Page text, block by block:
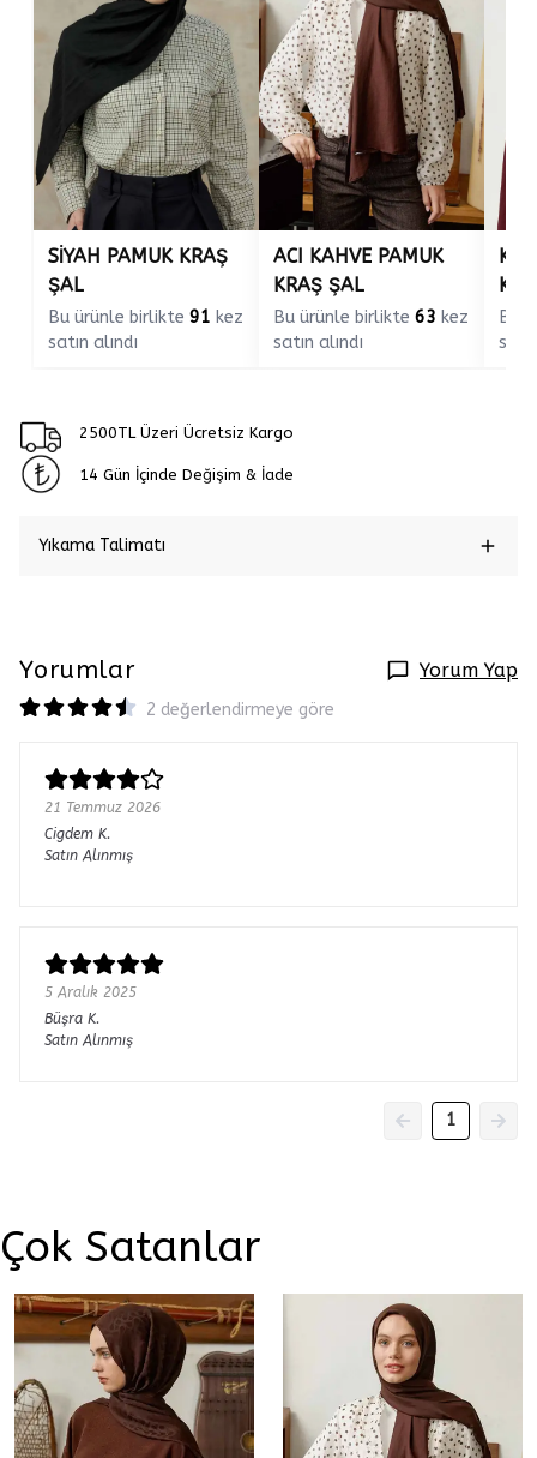
SİYAH PAMUK KRAŞ
ŞAL
Bu ürünle birlikte 91 kez
satın alındı
ACI KAHVE PAMUK
KRAŞ ŞAL
Bu ürünle birlikte63 kez
satın alındı
Bu
2500TL Üzeri Ücretsiz Kargo
14 Gün İçinde Değişim & İade
Yıkama Talimatı
Yorumlar Yorum Yap
2 değerlendirmeye göre
21 Temmuz 2026
Cigdem K.
Satın Alınmış
5 Aralık 2025
Büşra K.
Satın Alınmış
1
Çok Satanlar